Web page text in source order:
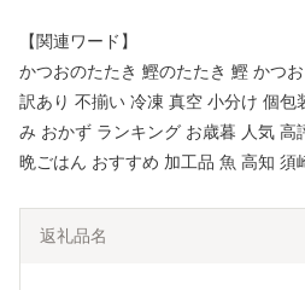
【関連ワード】
かつおのたたき 鰹のたたき 鰹 かつ
訳あり 不揃い 冷凍 真空 小分け 個包
み おかず ランキング お歳暮 人気 高
晩ごはん おすすめ 加工品 魚 高知 須
返礼品名